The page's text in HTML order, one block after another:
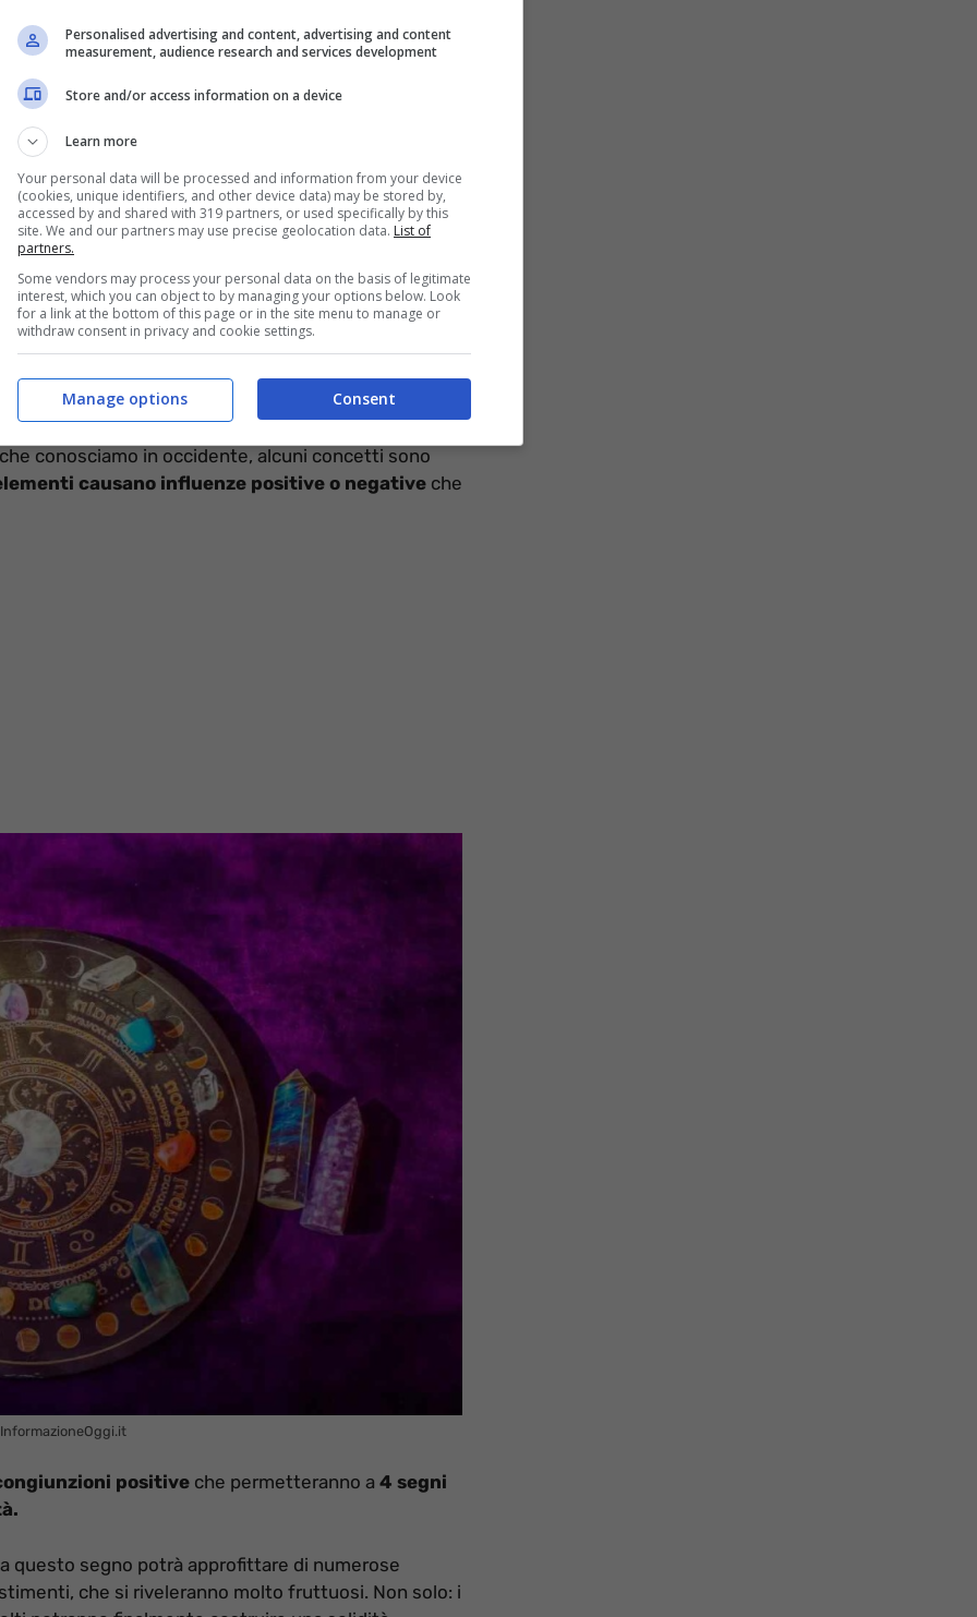
dell’estate segnerà un periodo molto
degli elementi potranno realizzare i propri
Cinese? Allora la
conosciamo in occidente, alcuni concetti sono
causano influenze positive o negative che
positive che permetteranno a 4 segni
questo segno potrà approfittare di numerose
che si riveleranno molto fruttuosi. Non solo: i
Personalised advertising and content, advertising and content
measurement, audience research and services development
Store and/or access information on a device
Learn more
Your personal data will be processed and information from your device
(cookies, unique identifiers, and other device data) may be stored by,
accessed by and shared with 319 partners, or used specifically by this
site. We and our partners may use precise geolocation data. List of
partners.
Some vendors may process your personal data on the basis of legitimate
interest, which you can object to by managing your options below. Look
for a link at the bottom of this page or in the site menu to manage or
withdraw consent in privacy and cookie settings.
Consent
Manage options